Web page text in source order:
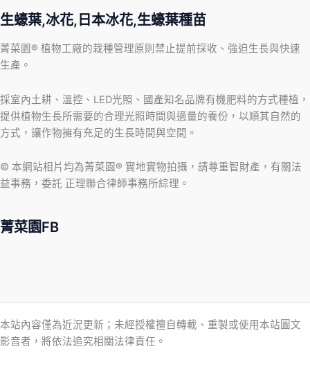
生蠔葉,冰花,日本冰花,生蠔葉種苗
菁菜園® 植物工廠的栽種管理原則禁止提前採收、強迫生長與快速
生產。
採室內土耕、溫控、LED光照、國產知名品牌有機肥料的方式種植，
提供植物生長所需要的合理光照時間與適量的養份，以順其自然的
方式，讓作物擁有充足的生長時間與空間。
© 本網站相片均為菁菜園® 實地實物拍攝，請尊重智財產，有關法
益事務，委託 正理聯合律師事務所綜理。
菁菜園FB
本站內容僅為近況更新；未經授權擅自轉載、重製或使用本站圖文
影音者，將依法追究相關法律責任。